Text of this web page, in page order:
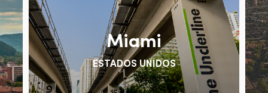
Miami
ESTADOS UNIDOS